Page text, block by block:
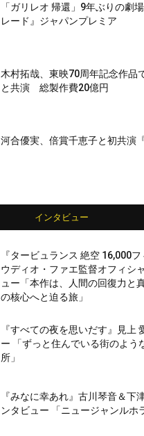
「ガリレオ 帰還」9年ぶりの劇
レード』ジャパンプレミア
木村拓哉、東映70周年記念作品
と共演 総製作費20億円
河合優実、倍賞千恵子と初共演『
インタビュー
『タービュランス 絶空 16,000
ウディオ・ファエ監督オフィシ
ュー「本作は、人間の回復力と
の核心へと迫る旅」
『すべての夜を思いだす』見上
ー 「ずっと住んでいる街のよう
所」
『みなに幸あれ』古川琴音＆下
ンタビュー 「ニュージャンルホ